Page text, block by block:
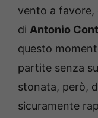
vento a favore,
di Antonio
questo
partite senza
stonata, però,
sicuramente